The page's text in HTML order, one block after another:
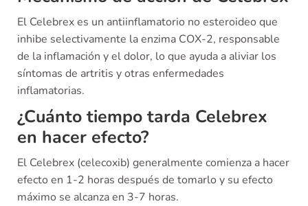
El Celebrex es un antiinflamatorio no esteroideo que
inhibe selectivamente la enzima COX-2, responsable
de la inflamación y el dolor, lo que ayuda a aliviar los
síntomas de artritis y otras enfermedades
inflamatorias.
¿Cuánto tiempo tarda Celebrex
en hacer efecto?
El Celebrex (celecoxib) generalmente comienza a hacer
efecto en 1-2 horas después de tomarlo y su efecto
máximo se alcanza en 3-7 horas.